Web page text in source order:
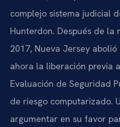
complejo sistema judicial
Hunterdon. Después de la
2017, Nueva Jersey
ahora la liberación previa
Evaluación de Seguridad
de riesgo computarizado.
argumentar en su favor